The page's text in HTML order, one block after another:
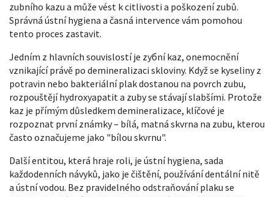
zubního kazu a může vést k citlivosti a poškození zubů.
Správná ústní hygiena a časná intervence vám pomohou
tento proces zastavit.
Jedním z hlavních souvislostí je zубní kaz, onemocnění
vznikající právě po demineralizaci skloviny. Když se kyseliny z
potravin nebo bakteriální plak dostanou na povrch zubu,
rozpouštějí hydroxyapatit a zuby se stávají slabšími. Protože
kaz je přímým důsledkem demineralizace, klíčové je
rozpoznat první známky – bílá, matná skvrna na zubu, kterou
často označujeme jako "bílou skvrnu".
Další entitou, která hraje roli, je ústní hygiena, sada
každodenních návyků, jako je čištění, používání dentální nitě
a ústní vodou. Bez pravidelného odstraňování plaku se